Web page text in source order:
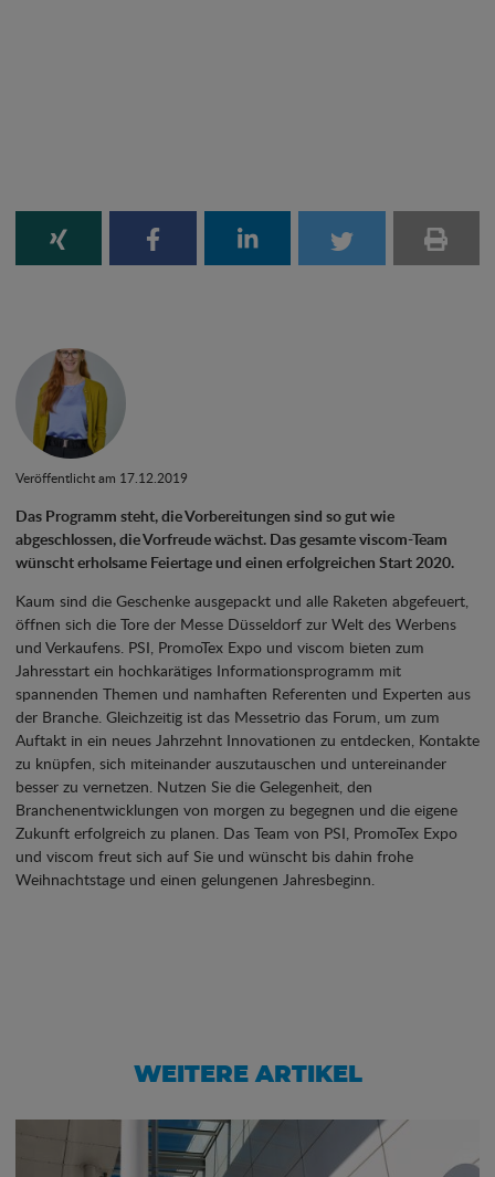
Veröffentlicht am 17.12.2019
Das Programm steht, die Vorbereitungen sind so gut wie
abgeschlossen, die Vorfreude wächst. Das gesamte viscom-Team
wünscht erholsame Feiertage und einen erfolgreichen Start 2020.
Kaum sind die Geschenke ausgepackt und alle Raketen abgefeuert,
öffnen sich die Tore der Messe Düsseldorf zur Welt des Werbens
und Verkaufens. PSI, PromoTex Expo und viscom bieten zum
Jahresstart ein hochkarätiges Informationsprogramm mit
spannenden Themen und namhaften Referenten und Experten aus
der Branche. Gleichzeitig ist das Messetrio das Forum, um zum
Auftakt in ein neues Jahrzehnt Innovationen zu entdecken, Kontakte
zu knüpfen, sich miteinander auszutauschen und untereinander
besser zu vernetzen. Nutzen Sie die Gelegenheit, den
Branchenentwicklungen von morgen zu begegnen und die eigene
Zukunft erfolgreich zu planen. Das Team von PSI, PromoTex Expo
und viscom freut sich auf Sie und wünscht bis dahin frohe
Weihnachtstage und einen gelungenen Jahresbeginn.
WEITERE ARTIKEL